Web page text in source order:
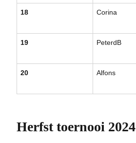
18 Corina
19 PeterdB
20 Alfons
Herfst toernooi 2024